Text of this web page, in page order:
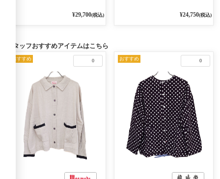
¥29,700(税込) ¥24,750(税込)
スタッフおすすめアイテムはこちら
0
おすすめ 0
おすすめ